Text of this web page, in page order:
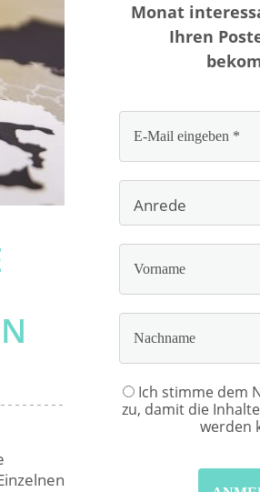
Monat
Ihren
Ich stimme dem
zu, damit die
werden